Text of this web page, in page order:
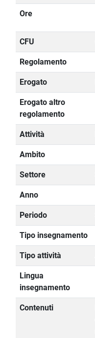
Ore
CFU
Regolamento
Erogato
Erogato altro
regolamento
Attività
Ambito
Settore
Anno
Periodo
Tipo insegnamento
Tipo attività
Lingua
insegnamento
Contenuti